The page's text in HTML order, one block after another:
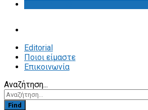
Editorial
Ποιοι είμαστε
Επικοινωνία
Αναζήτηση...
Find